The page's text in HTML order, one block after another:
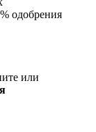
одобрения
или